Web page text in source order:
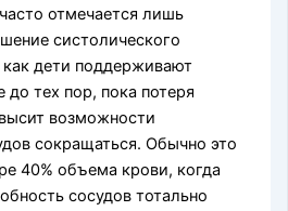
отмечается лишь
систолического
дети поддерживают
до тех пор, пока потеря
возможности
сокращаться. Обычно это
40% объема крови, когда
сосудов тотально